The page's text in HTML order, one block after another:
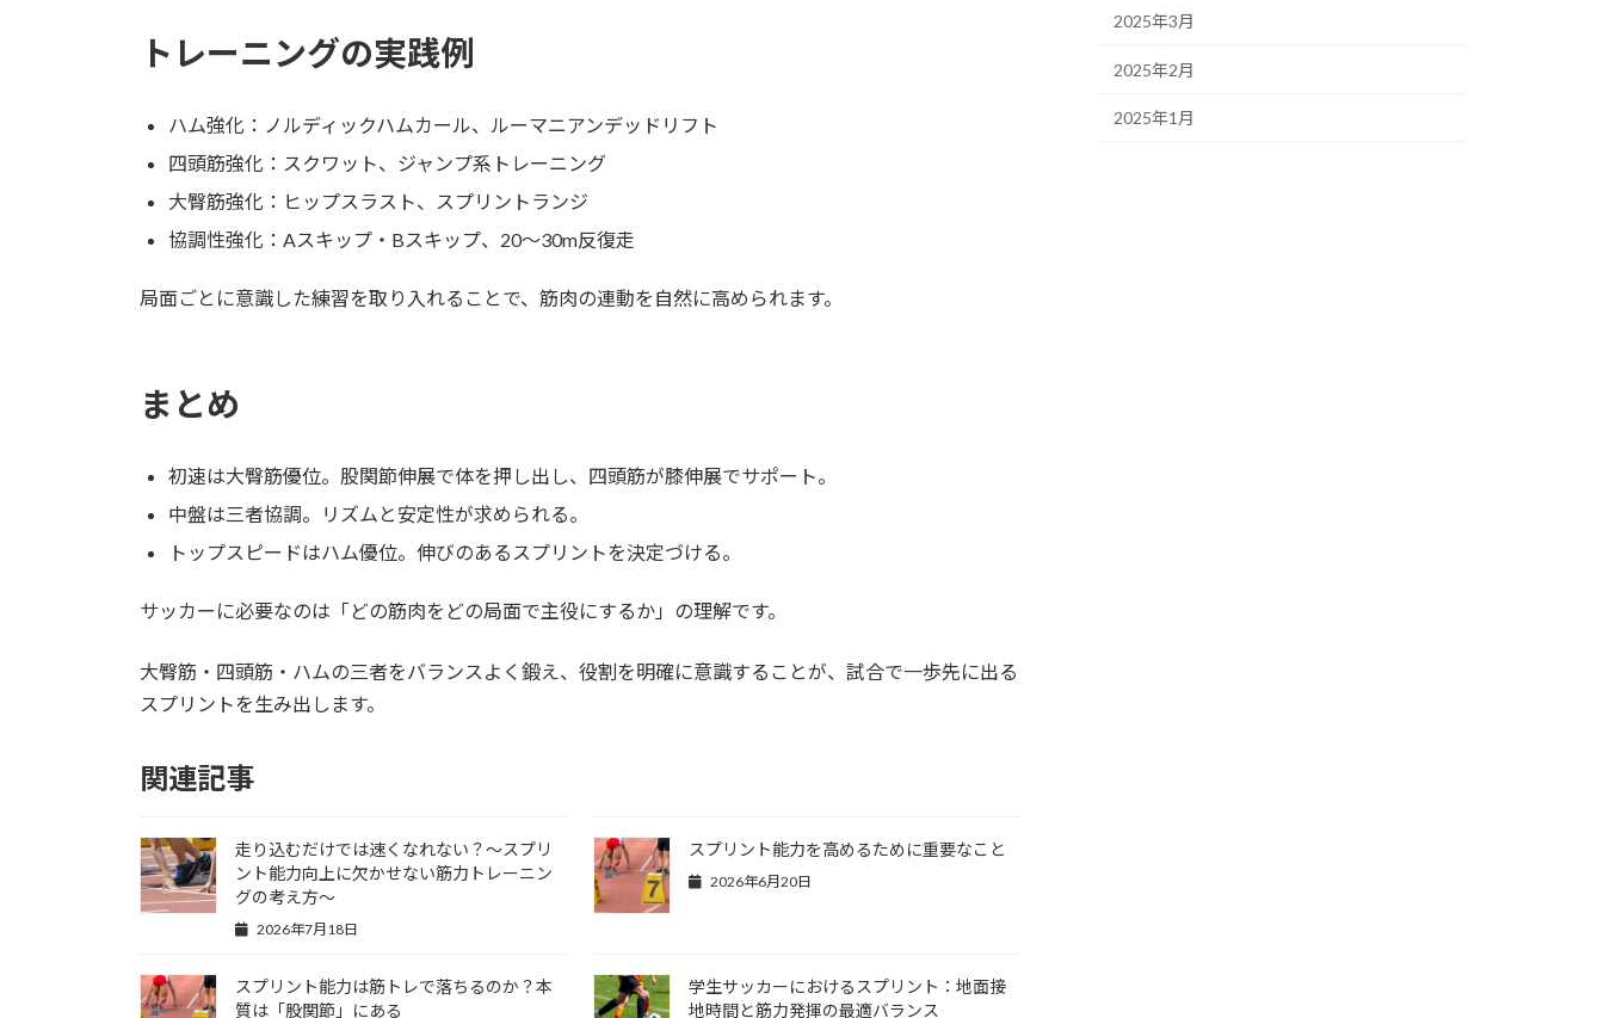
トレーニングの実践例
ハム強化：ノルディックハムカール、ルーマニアンデッドリフト
四頭筋強化：スクワット、ジャンプ系トレーニング
大臀筋強化：ヒップスラスト、スプリントランジ
協調性強化：Aスキップ・Bスキップ、20～30m反復走
局面ごとに意識した練習を取り入れることで、筋肉の連動を自然に高められます。
まとめ
初速は大臀筋優位。股関節伸展で体を押し出し、四頭筋が膝伸展でサポート。
中盤は三者協調。リズムと安定性が求められる。
トップスピードはハム優位。伸びのあるスプリントを決定づける。
サッカーに必要なのは「どの筋肉をどの局面で主役にするか」の理解です。
大臀筋・四頭筋・ハムの三者をバランスよく鍛え、役割を明確に意識することが、試合で一歩先に出る
スプリントを生み出します。
関連記事
走り込むだけでは速くなれない？～スプリ
ント能力向上に欠かせない筋力トレーニン
グの考え方～
2026年7月18日
スプリント能力を高めるために重要なこと
2026年6月20日
スプリント能力は筋トレで落ちるのか？本
質は「股関節」にある
学生サッカーにおけるスプリント：地面接
地時間と筋力発揮の最適バランス
2025年3月
2025年2月
2025年1月